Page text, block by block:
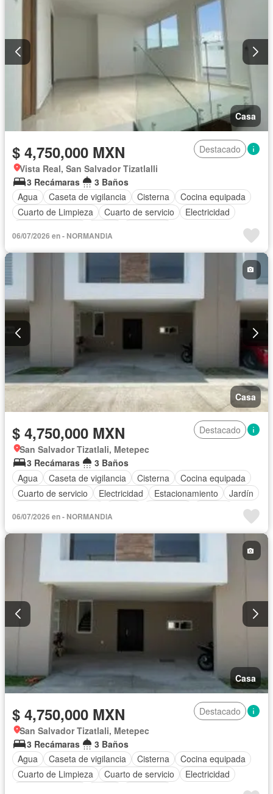
Seguridad
Zonas verdes Sin amueblar
Casa
$ 4,750,000 MXN
Destacado
Vista Real, San Salvador Tizatlalli
3 Recámaras
3 Baños
Agua
Caseta de vigilancia Cisterna
Cocina equipada
Cuarto de Limpieza
Cuarto de servicio
Electricidad
Recámara con closet
Azotea
06/07/2026 en - NORMANDIA
Casa
$ 4,750,000 MXN
Destacado
San Salvador Tizatlali, Metepec
3 Recámaras
3 Baños
Agua
Caseta de vigilancia Cisterna
Cocina equipada
Cuarto de servicio
Electricidad Estacionamiento
Jardín
Vista panorámica
Zonas verdes
06/07/2026 en - NORMANDIA
Casa
$ 4,750,000 MXN
Destacado
San Salvador Tizatlali, Metepec
3 Recámaras
3 Baños
Agua
Caseta de vigilancia Cisterna
Cocina equipada
Cuarto de Limpieza
Cuarto de servicio
Electricidad